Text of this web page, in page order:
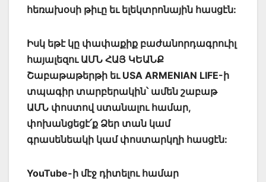
հեռախօսի թիւը եւ ելեկտրոնային հասցէն:
Իսկ եթէ կը փափաքիք բաժանորդագրուիլ
հայալեզու ԱՄՆ ՀԱՅ ԿԵԱՆՔ
Շաբաթաթերթի եւ USA ARMENIAN LIFE-ի
տպագիր տարբերակին՝ ամեն շաբաթ
ԱՄՆ փոստով ստանալու համար,
փոխանցեցէ՛ք Ձեր տան կամ
գրասենեակի կամ փոստարկղի հասցէն:
YouTube-ի մէջ դիտելու համար